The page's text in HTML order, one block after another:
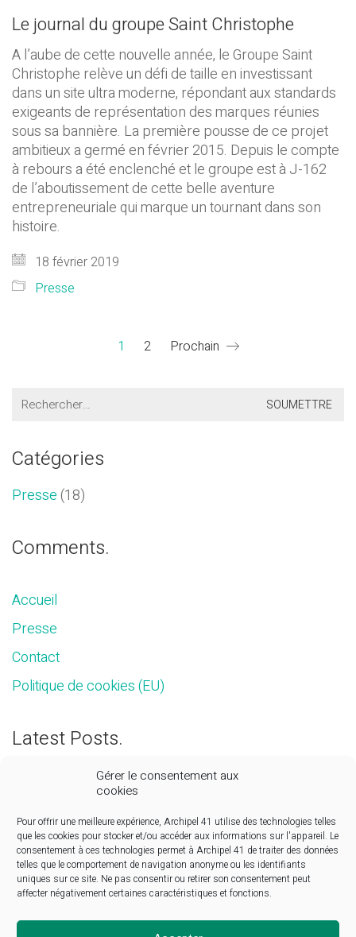
Gérer le consentement aux
cookies
Pour offrir une meilleure expérience, Archipel 41 utilise des technologies telles
que les cookies pour stocker et/ou accéder aux informations sur l'appareil. Le
consentement à ces technologies permet à Archipel 41 de traiter des données
telles que le comportement de navigation anonyme ou les identifiants
uniques sur ce site. Ne pas consentir ou retirer son consentement peut
affecter négativement certaines caractéristiques et fonctions.
Le journal du groupe Saint Christophe
A l’aube de cette nouvelle année, le Groupe Saint
Christophe relève un défi de taille en investissant
dans un site ultra moderne, répondant aux standards
exigeants de représentation des marques réunies
sous sa bannière. La première pousse de ce projet
ambitieux a germé en février 2015. Depuis le compte
à rebours a été enclenché et le groupe est à J-162
de l’aboutissement de cette belle aventure
entrepreneuriale qui marque un tournant dans son
histoire.
18 février 2019
Presse
1 2 Prochain
Search
for:
Catégories
Presse(18)
Comments.
Accueil
Presse
Contact
Politique de cookies (EU)
Latest Posts.
Concession automobile. La fin du temps des
Yvelines. Centre Porsche à Poissy : le chantier a
démarré avec une livraison attendue fin 2022
Centre Porsche Poissy
Rossi
Pro L’argus.fr